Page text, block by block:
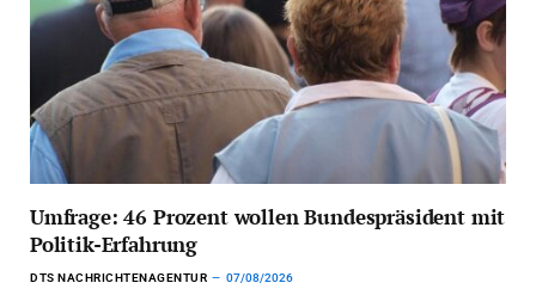
Umfrage: 46 Prozent wollen Bundespräsident mit
Politik-Erfahrung
DTS NACHRICHTENAGENTUR 07/08/2026